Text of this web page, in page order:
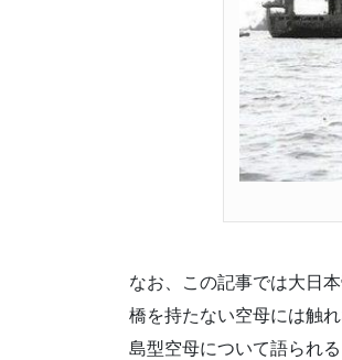
なお、この記事では大日
橋を持たない空母には触れ
島型空母について語られ